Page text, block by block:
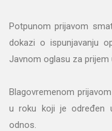
Potpunom prijavom
dokazi o ispunjavanju
Javnom oglasu za prijem
Blagovremenom
u roku koji je određen
odnos.